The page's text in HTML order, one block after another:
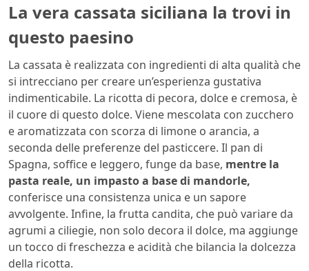
La vera cassata siciliana la trovi in
questo paesino
La cassata è realizzata con ingredienti di alta qualità che
si intrecciano per creare un’esperienza gustativa
indimenticabile. La ricotta di pecora, dolce e cremosa, è
il cuore di questo dolce. Viene mescolata con zucchero
e aromatizzata con scorza di limone o arancia, a
seconda delle preferenze del pasticcere. Il pan di
Spagna, soffice e leggero, funge da base, mentre la
pasta reale, un impasto a base di mandorle,
conferisce una consistenza unica e un sapore
avvolgente. Infine, la frutta candita, che può variare da
agrumi a ciliegie, non solo decora il dolce, ma aggiunge
un tocco di freschezza e acidità che bilancia la dolcezza
della ricotta.